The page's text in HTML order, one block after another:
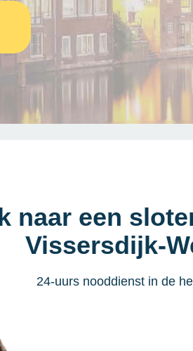
naar een
Vissersdijk-
24-uurs nooddienst in de